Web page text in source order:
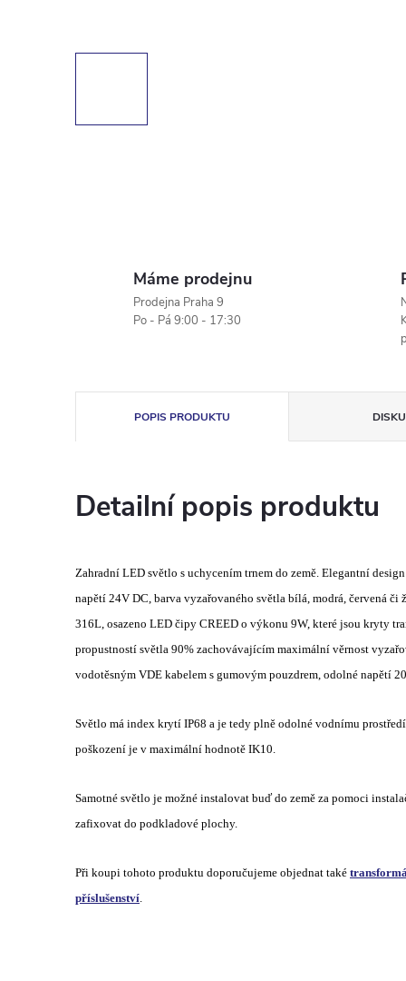
Máme prodejnu
Prodejna Praha 9
Po - Pá 9:00 - 17:30
POPIS PRODUKTU
Detailní popis produktu
Zahradní LED světlo s uchycením trnem do země. Elegantní
napětí 24V DC, barva vyzařovaného světla bílá, modrá, červená
316L, osazeno LED čipy CREED o výkonu 9W, které jsou kryty
propustností světla 90% zachovávajícím maximální věrnost
vodotěsným VDE kabelem s gumovým pouzdrem, odolné napětí
Světlo má index krytí IP68 a je tedy plně odolné vodnímu
poškození je v maximální hodnotě IK10.
Samotné světlo je možné instalovat buď do země za pomoci
zafixovat do podkladové plochy.
Při koupi tohoto produktu doporučujeme objednat také
příslušenství.